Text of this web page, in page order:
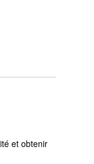
et obtenir